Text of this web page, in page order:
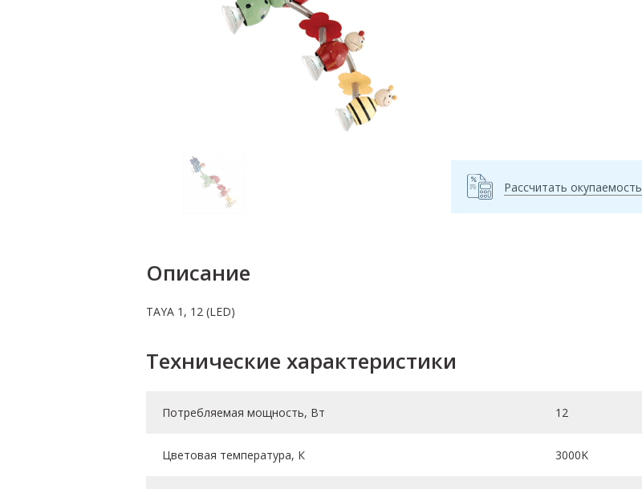
Рассчитать окупаемость
Описание
TAYA 1, 12 (LED)
Технические характеристики
Потребляемая мощность, Вт 12
Цветовая температура, К 3000K